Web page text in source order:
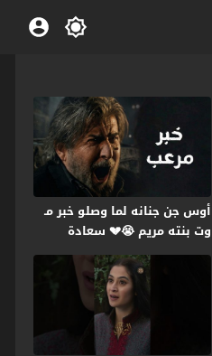
أوس جن جنانه لما وصلو خبر مـ
وت بنته مريم 😭💔 سعادة
المجنون